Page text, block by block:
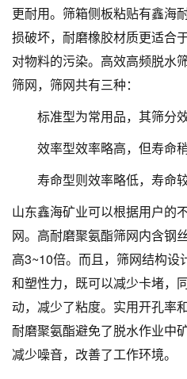
更耐用。筛箱侧板粘贴有鑫海
损破坏，耐磨橡胶材质更适合
对物料的污染。高效高频脱水
筛网，筛网共有三种：
标准型为常用品，其筛分
效率型效率略高，但寿命稍
寿命型则效率略低，寿命较
山东鑫海矿业可以根据用户的
网。高耐磨聚氨酯筛网内含钢
高3~10倍。而且，筛网结构设
和塑性力，既可以减少卡堵，
动，减少了粘度。实用开孔率
耐磨聚氨酯避免了脱水作业中
减少噪音，改善了工作环境。